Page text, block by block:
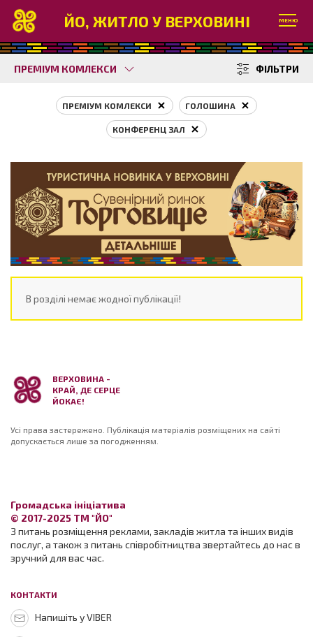
ЙО, ЖИТЛО У ВЕРХОВИНІ МЕНЮ
ПРЕМІУМ КОМЛЕКСИ ФІЛЬТРИ
ПРЕМІУМ КОМЛЕКСИ ГОЛОШИНА
КОНФЕРЕНЦ ЗАЛ
В розділі немає жодної публікації!
ВЕРХОВИНА -
КРАЙ, ДЕ СЕРЦЕ
ЙОКАЄ!
Усі права застережено. Публікація матеріалів розміщених на сайті
допускається лише за погодженням.
Громадська ініціатива
© 2017-2025 ТМ "ЙО"
З питань розміщення реклами, закладів житла та інших видів
послуг, а також з питань співробітництва звертайтесь до нас в
зручний для вас час.
КОНТАКТИ
Напишіть у VIBER